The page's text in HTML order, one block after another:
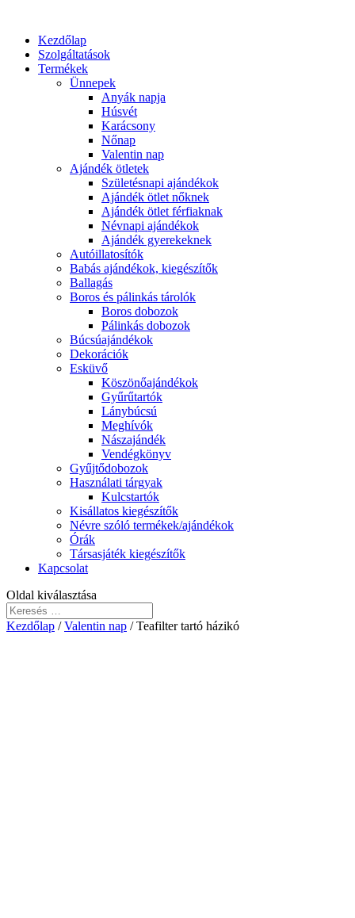
Kezdőlap
Szolgáltatások
Termékek
Ünnepek
Anyák napja
Húsvét
Karácsony
Nőnap
Valentin nap
Ajándék ötletek
Születésnapi ajándékok
Ajándék ötlet nőknek
Ajándék ötlet férfiaknak
Névnapi ajándékok
Ajándék gyerekeknek
Autóillatosítók
Babás ajándékok, kiegészítők
Ballagás
Boros és pálinkás tárolók
Boros dobozok
Pálinkás dobozok
Búcsúajándékok
Dekorációk
Esküvő
Köszönőajándékok
Gyűrűtartók
Lánybúcsú
Meghívók
Nászajándék
Vendégkönyv
Gyűjtődobozok
Használati tárgyak
Kulcstartók
Kisállatos kiegészítők
Névre szóló termékek/ajándékok
Órák
Társasjáték kiegészítők
Kapcsolat
Oldal kiválasztása
Kezdőlap /Valentin nap / Teafilter tartó házikó